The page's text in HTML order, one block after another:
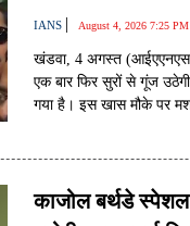
IANS | August 4, 2026 7:25 PM
खंडवा, 4 अगस्त
एक बार फिर सुरों से गूंज
गया है। इस खास मौके पर
काजोल बर्थडे